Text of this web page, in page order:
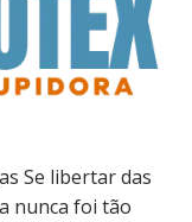
Se libertar das
nunca foi tão